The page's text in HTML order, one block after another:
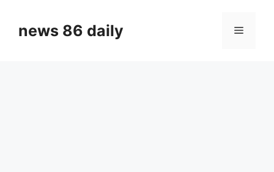
contentnews 86 daily Menu